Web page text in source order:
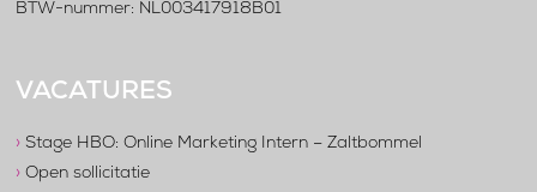
BTW-nummer: NL003417918B01
VACATURES
› Stage HBO: Online Marketing Intern – Zaltbommel
› Open sollicitatie